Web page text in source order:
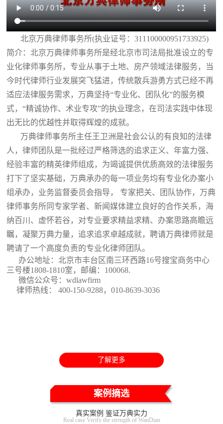
北京万典律师事务所(执业证号：311100000951733925)
简介：北京万典律师事务所是经北京市司法局批准设立的专
业化律师事务所，专业从事于土地、房产领域法律服务，当
今时代律师行业发展突飞猛进，传统散兵游勇方式已经不再
适应法律服务需求，万典坚持“专业化、团队化”的服务模
式，“精诚协作、术业专攻”的执业理念，在司法实践中体现
出无比的优越性并取得辉煌的成就。
万典律师事务所主任王卫洲是社会公认的有良知的法律
人，律师团队是一批经过严格筛选的追求正义、年富力强、
经验丰富的精英律师组成，为竭诚提供优质高效的法律服务
打下了坚实基础，万典承办的每一项业务均有专业化办案小
组承办，业务监督委员会指导， 专家把关、团队协作，万典
律师事务所同专家学者、新闻媒体建立良好的合作关系，海
纳百川、虚怀若谷，对专业要求精益求精、办案思路高瞻远
瞩，凝聚万典力量，追求追求卓越成就，聘请万典律师就是
聘请了一个高度负责的专业化律师团队。
办公地址：北京市丰台区南三环西路16号搜宝商务中心
三号楼1808-1810室 ，邮编：100068.
微信公众号：wdlawfirm
律师热线： 400-150-9288，010-8639-3036
了解更多
案例摘选
真实案例 鉴证万典实力
Real case Verify the strength of WanDian